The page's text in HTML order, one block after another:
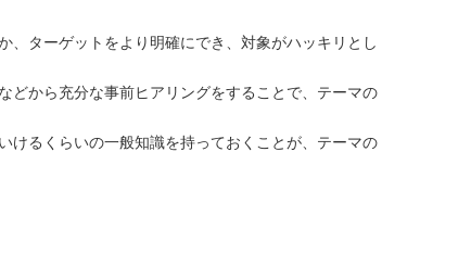
ターゲットをより明確にでき、対象がハッキリとし
どから充分な事前ヒアリングをすることで、テーマの
けるくらいの一般知識を持っておくことが、テーマの